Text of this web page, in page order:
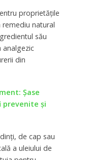
proprietățile
remediu natural
său
analgezic
din
Şase
prevenite şi
de cap sau
a uleiului de